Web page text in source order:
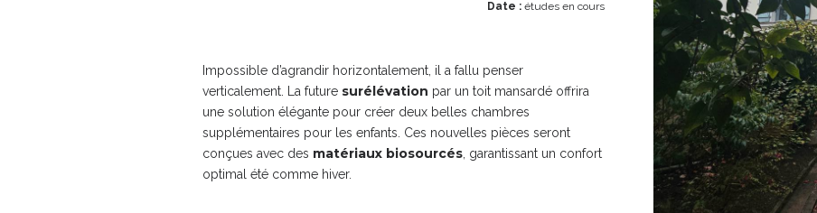
Date : études en cours
Impossible d’agrandir horizontalement, il a fallu penser
verticalement. La future surélévation par un toit mansardé offrira
une solution élégante pour créer deux belles chambres
supplémentaires pour les enfants. Ces nouvelles pièces seront
conçues avec des matériaux biosourcés , garantissant un confort
optimal été comme hiver.